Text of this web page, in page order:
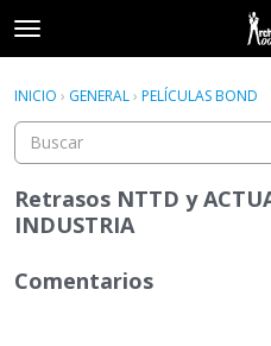
t
o
g
e
m
e
n
Acceder
Hilos
Actividad
Acceder Registrarse
INICIO › GENERAL› PELÍCULAS BOND
Retrasos NTTD y
INDUSTRIA
Comentarios